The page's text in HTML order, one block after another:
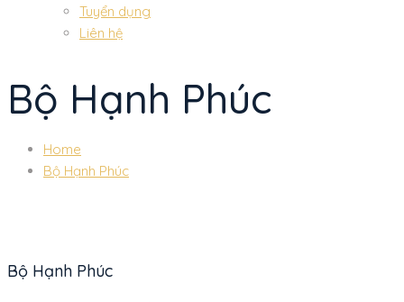
Tuyển dụng
Liên hệ
Bộ Hạnh Phúc
Home
Bộ Hạnh Phúc
Bộ Hạnh Phúc